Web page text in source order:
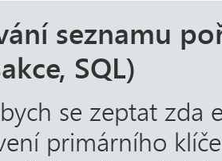
seznamu
SQL)
se zeptat zda
primárního